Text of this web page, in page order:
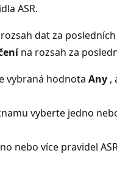
ASR.
dat za
na rozsah za
vybraná hodnota Any ,
vyberte jedno
nebo více pravidel